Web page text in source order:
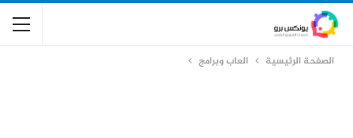
الصفحة الرئيسية العاب وبرامج